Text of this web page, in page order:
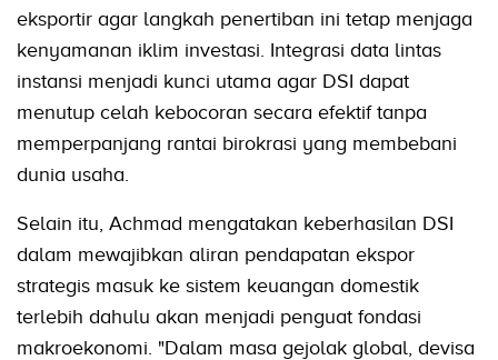
eksportir agar langkah penertiban ini tetap menjaga
kenyamanan iklim investasi. Integrasi data lintas
instansi menjadi kunci utama agar DSI dapat
menutup celah kebocoran secara efektif tanpa
memperpanjang rantai birokrasi yang membebani
dunia usaha.
Selain itu, Achmad mengatakan keberhasilan DSI
dalam mewajibkan aliran pendapatan ekspor
strategis masuk ke sistem keuangan domestik
terlebih dahulu akan menjadi penguat fondasi
makroekonomi. "Dalam masa gejolak global, devisa